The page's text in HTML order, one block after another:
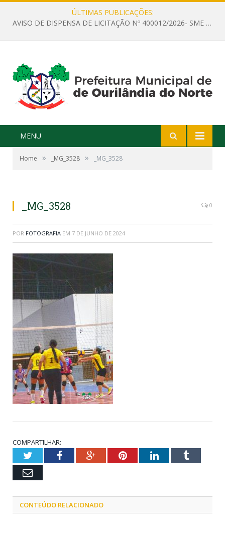
ÚLTIMAS PUBLICAÇÕES:
AVISO DE DISPENSA DE LICITAÇÃO Nº 400012/2026- SME – CONTRATAÇÃO DE EMPRESA ESPECIALIZADA PARA LOCAÇÃO DE ÔNIBUS EXECUTIVO COM CAPACIDADE DE 60 (SESSENTA) POLTRONAS, PARA TRANSPORTAR PROFESSORES RESPONSÁVEIS E ALUNOS PARA BRASÍLIA, COM SAÍDA DIA 10/08/2026 E RETORNO DIA 14/08/2026
MENU
Home » _MG_3528 » _MG_3528
_MG_3528 0
POR FOTOGRAFIA EM 7 DE JUNHO DE 2024
COMPARTILHAR:
TwitterFacebookGoogle+PinterestLinkedInTumblr
Email
CONTEÚDO RELACIONADO